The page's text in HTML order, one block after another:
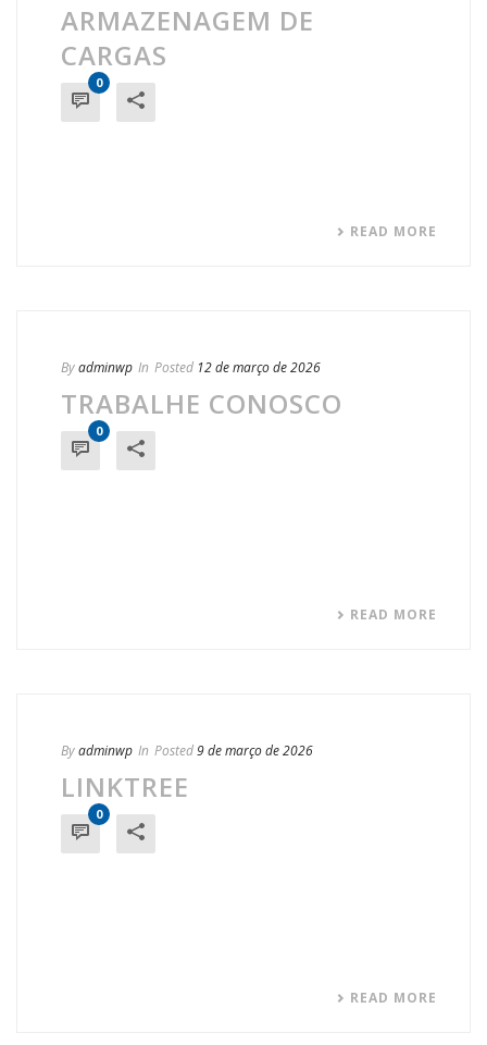
ARMAZENAGEM DE
CARGAS
0
READ MORE
Byadminwp In Posted 12 de março de 2026
TRABALHE CONOSCO
0
READ MORE
Byadminwp In Posted9 de março de 2026
LINKTREE
0
READ MORE